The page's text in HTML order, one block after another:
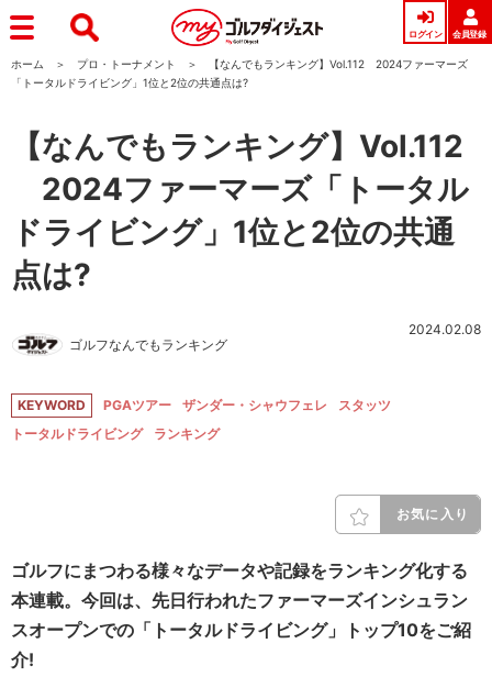
ログイン 会員登録
ホーム プロ・トーナメント
【なんでもランキング】Vol.112 2024ファーマーズ
「トータルドライビング」1位と2位の共通点は?
【なんでもランキング】Vol.112
2024ファーマーズ「トータル
ドライビング」1位と2位の共通
点は?
ゴルフなんでもランキング
2024.02.08
KEYWORD PGAツアー ザンダー・シャウフェレ
スタッツ
トータルドライビング
ランキング
お気に入り
ゴルフにまつわる様々なデータや記録をランキング化する
本連載。今回は、先日行われたファーマーズインシュラン
スオープンでの「トータルドライビング」トップ10をご紹
介!